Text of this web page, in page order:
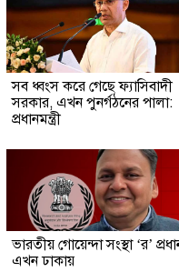
সব ধ্বংস করে গেছে ফ্যাসিবাদী
সরকার, এখন পুনর্গঠনের পালা:
প্রধানমন্ত্রী
ভারতীয় গোয়েন্দা সংস্থা ‘র’
এখন ঢাকায়